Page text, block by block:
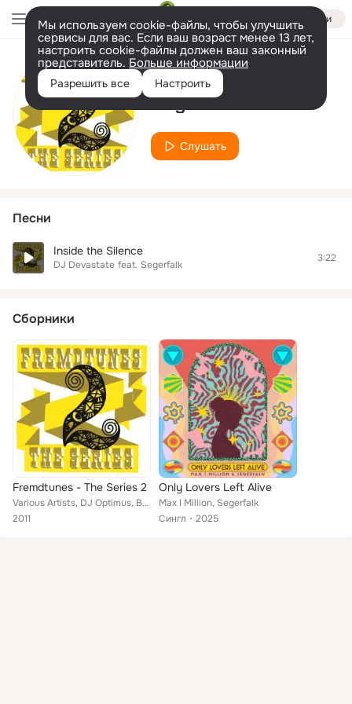
Войти
Мы используем cookie-файлы, чтобы улучшить
сервисы для вас. Если ваш возраст менее 13 лет,
настроить cookie-файлы должен ваш законный
представитель. Больше информации
Разрешить все Настроить
Исполнитель
Segerfalk
Слушать
Песни
Inside the Silence
DJ Devastate feat. Segerfalk
3:22
Сборники
Fremdtunes - The Series 2
Various Artists, DJ Optimus, Boulaone, Jameszoo, DJ Devastate, DJ Vindictiv, Fremdkunst feat. Prince Po, Mouloud Hamidi, Segerfa...
2011
Only Lovers Left Alive
Max I Million, Segerfalk
Сингл
2025